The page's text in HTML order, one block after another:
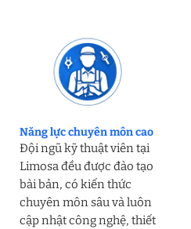
Năng lực chuyên môn cao
Đội ngũ kỹ thuật viên tại
Limosa đều được đào tạo
bài bản, có kiến thức
chuyên môn sâu và luôn
cập nhật công nghệ, thiết